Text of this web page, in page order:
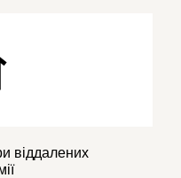
віддалених